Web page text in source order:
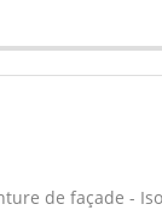
de façade -